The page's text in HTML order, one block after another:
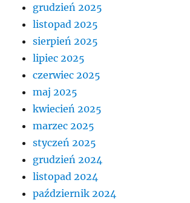
grudzień 2025
listopad 2025
sierpień 2025
lipiec 2025
czerwiec 2025
maj 2025
kwiecień 2025
marzec 2025
styczeń 2025
grudzień 2024
listopad 2024
październik 2024